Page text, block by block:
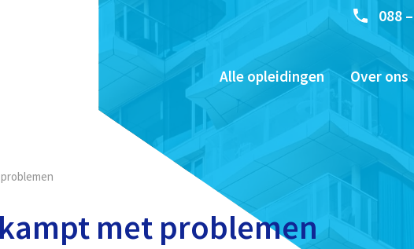
088
Alle opleidingen Over ons
met problemen